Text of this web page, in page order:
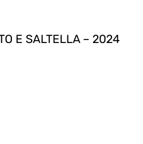
E SALTELLA – 2024